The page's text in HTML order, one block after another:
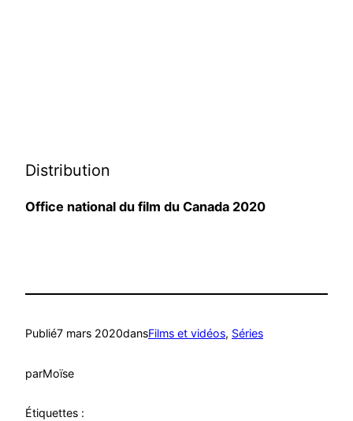
Distribution
Office national du film du Canada 2020
Publié7 mars 2020dansFilms et vidéos, Séries
parMoïse
Étiquettes :